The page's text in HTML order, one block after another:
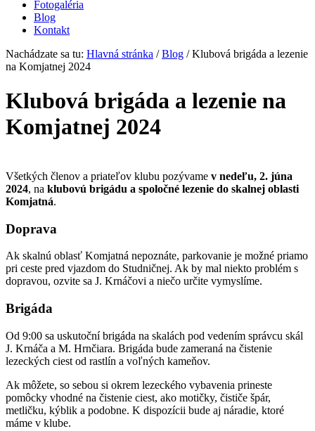
Fotogaléria
Blog
Kontakt
Nachádzate sa tu: Hlavná stránka /Blog /Klubová brigáda a lezenie
na Komjatnej 2024
Klubová brigáda a lezenie na
Komjatnej 2024
Všetkých členov a priateľov klubu pozývame v nedeľu, 2. júna
2024, na klubovú brigádu a spoločné lezenie do skalnej oblasti
Komjatná.
Doprava
Ak skalnú oblasť Komjatná nepoznáte, parkovanie je možné priamo
pri ceste pred vjazdom do Studničnej. Ak by mal niekto problém s
dopravou, ozvite sa J. Krnáčovi a niečo určite vymyslíme.
Brigáda
Od 9:00 sa uskutoční brigáda na skalách pod vedením správcu skál
J. Krnáča a M. Hrnčiara. Brigáda bude zameraná na čistenie
lezeckých ciest od rastlín a voľných kameňov.
Ak môžete, so sebou si okrem lezeckého vybavenia prineste
pomôcky vhodné na čistenie ciest, ako motičky, čističe špár,
metličku, kýblik a podobne. K dispozícii bude aj náradie, ktoré
máme v klube.